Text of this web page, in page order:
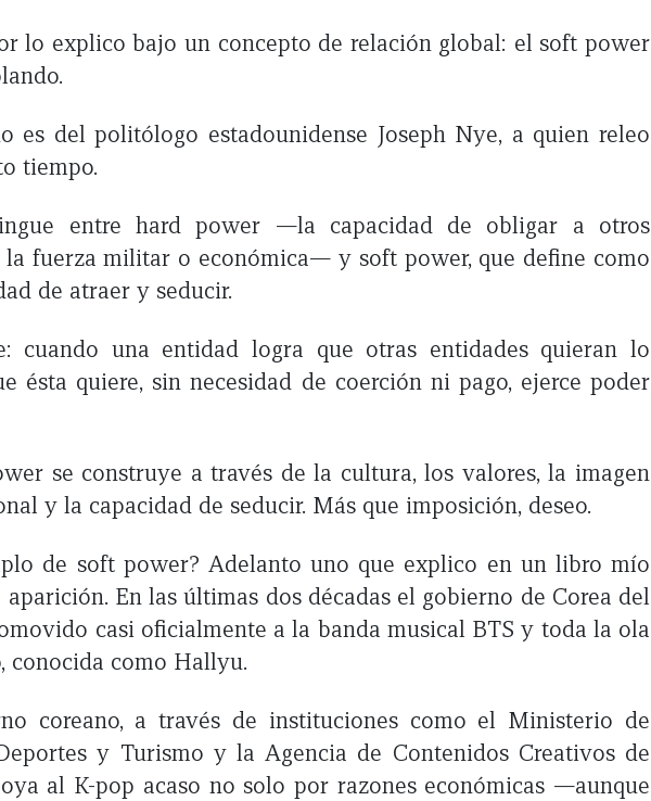
lo explico bajo un concepto de relación global: el soft power
es del politólogo estadounidense Joseph Nye, a quien releo
tiempo.
entre hard power —la capacidad de obligar a otros
la fuerza militar o económica— y soft power, que define como
de atraer y seducir.
cuando una entidad logra que otras entidades quieran lo
ésta quiere, sin necesidad de coerción ni pago, ejerce poder
se construye a través de la cultura, los valores, la imagen
y la capacidad de seducir. Más que imposición, deseo.
de soft power? Adelanto uno que explico en un libro mío
aparición. En las últimas dos décadas el gobierno de Corea del
casi oficialmente a la banda musical BTS y toda la ola
conocida como Hallyu.
coreano, a través de instituciones como el Ministerio de
y Turismo y la Agencia de Contenidos Creativos de
al K-pop acaso no solo por razones económicas —aunque